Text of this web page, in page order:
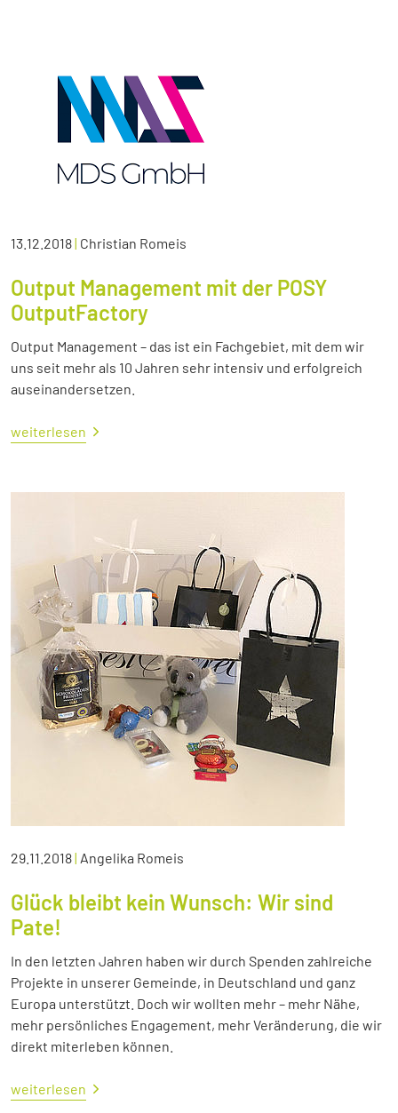
13.12.2018| Christian Romeis
Output Management mit der POSY
OutputFactory
Output Management – das ist ein Fachgebiet, mit dem wir
uns seit mehr als 10 Jahren sehr intensiv und erfolgreich
auseinandersetzen.
weiterlesen
29.11.2018| Angelika Romeis
Glück bleibt kein Wunsch: Wir sind
Pate!
In den letzten Jahren haben wir durch Spenden zahlreiche
Projekte in unserer Gemeinde, in Deutschland und ganz
Europa unterstützt. Doch wir wollten mehr – mehr Nähe,
mehr persönliches Engagement, mehr Veränderung, die wir
direkt miterleben können.
weiterlesen